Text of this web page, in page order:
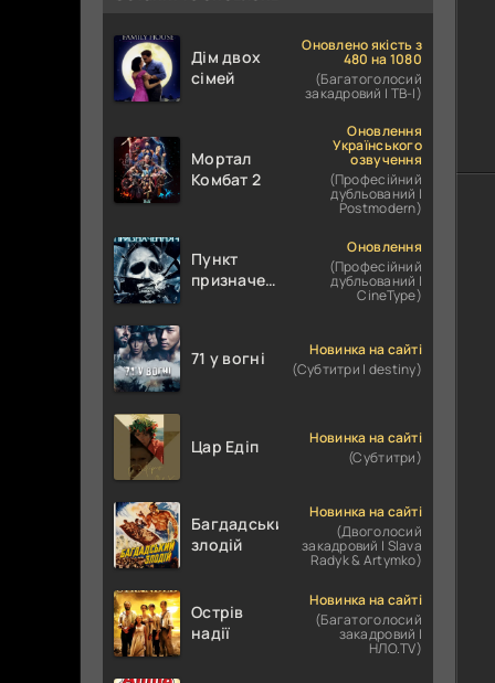
Дім двох
сімей
Оновлено якість з
480 на 1080
(Багатоголосий
закадровий | ТВ-І)
Мортал
Комбат 2
Оновлення
Українського
озвучення
(Професійний
дубльований |
Postmodern)
Пункт
призначення
Оновлення
(Професійний
дубльований |
CineType)
71 у вогні
Новинка на сайті
(Субтитри | destiny)
Цар Едіп
Новинка на сайті
(Субтитри)
Багдадський
злодій
Новинка на сайті
(Двоголосий
закадровий | Slava
Radyk & Artymko)
Острів
надії
Новинка на сайті
(Багатоголосий
закадровий |
НЛО.TV)